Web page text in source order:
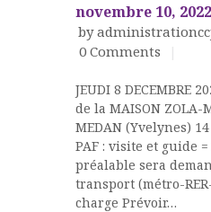
novembre 10, 2022
by
0 Comments
JEUDI 8 DECEMBRE
de la MAISON ZOLA-
MEDAN (Yvelynes)
PAF : visite et guide
préalable sera
transport (métro-
charge Prévoir…